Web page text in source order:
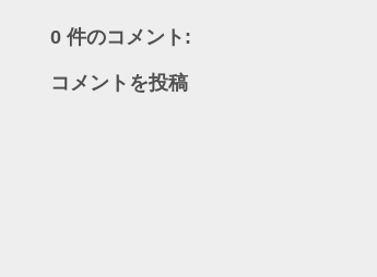
0 件のコメント:
コメントを投稿